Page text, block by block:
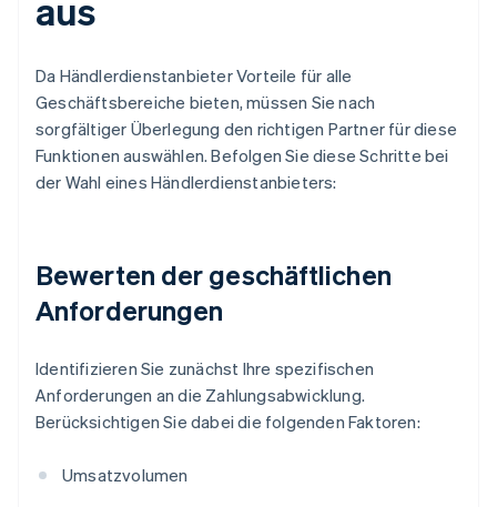
aus
Da Händlerdienstanbieter Vorteile für alle
Geschäftsbereiche bieten, müssen Sie nach
sorgfältiger Überlegung den richtigen Partner für diese
Funktionen auswählen. Befolgen Sie diese Schritte bei
der Wahl eines Händlerdienstanbieters:
Bewerten der geschäftlichen
Anforderungen
Identifizieren Sie zunächst Ihre spezifischen
Anforderungen an die Zahlungsabwicklung.
Berücksichtigen Sie dabei die folgenden Faktoren:
Umsatzvolumen